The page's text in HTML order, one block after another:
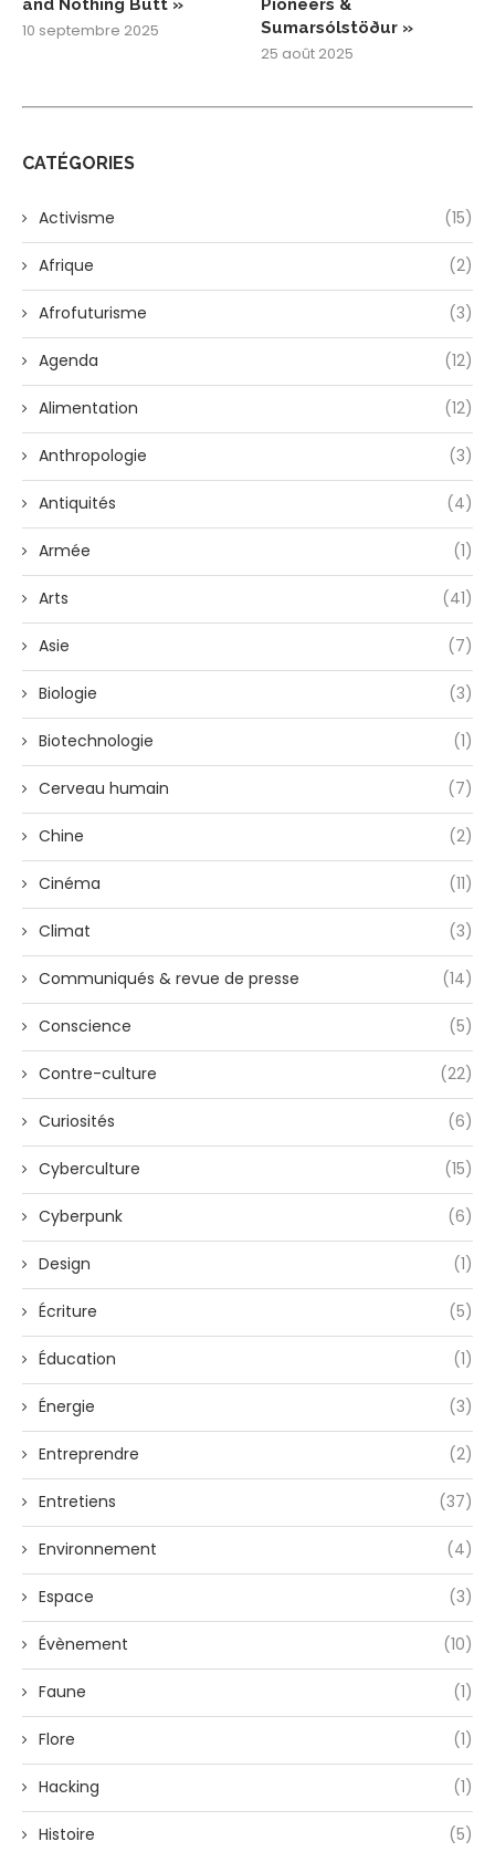
and Nothing Butt »
10 septembre 2025
Pioneers &
Sumarsólstöður »
25 août 2025
CATÉGORIES
Activisme (15)
Afrique (2)
Afrofuturisme (3)
Agenda (12)
Alimentation (12)
Anthropologie (3)
Antiquités (4)
Armée (1)
Arts (41)
Asie (7)
Biologie (3)
Biotechnologie (1)
Cerveau humain (7)
Chine (2)
Cinéma (11)
Climat (3)
Communiqués & revue de presse (14)
Conscience (5)
Contre-culture (22)
Curiosités (6)
Cyberculture (15)
Cyberpunk (6)
Design (1)
Écriture (5)
Éducation (1)
Énergie (3)
Entreprendre (2)
Entretiens (37)
Environnement (4)
Espace (3)
Évènement (10)
Faune (1)
Flore (1)
Hacking (1)
Histoire (5)